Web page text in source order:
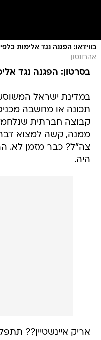
בווידאו: הפגנה נגד אלימות
אהרונסון
בסרטון: הפגנה נגד
במדינת ישראל
תכונה או מחשבה
קבוצה חברתית
ממנה, קשה למצוא
צה"ל? כבר מזמן לא.
היה.
אריק איינשטיין??